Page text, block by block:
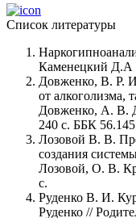
Список литературы
Каменецкий Д.А
Довженко, В. Р.
от алкоголизма,
Довженко, А. В.
240 с. ББК
Лозовой В. В.
создания
Лозовой, О. В.
с.
Руденко В. И.
Руденко //